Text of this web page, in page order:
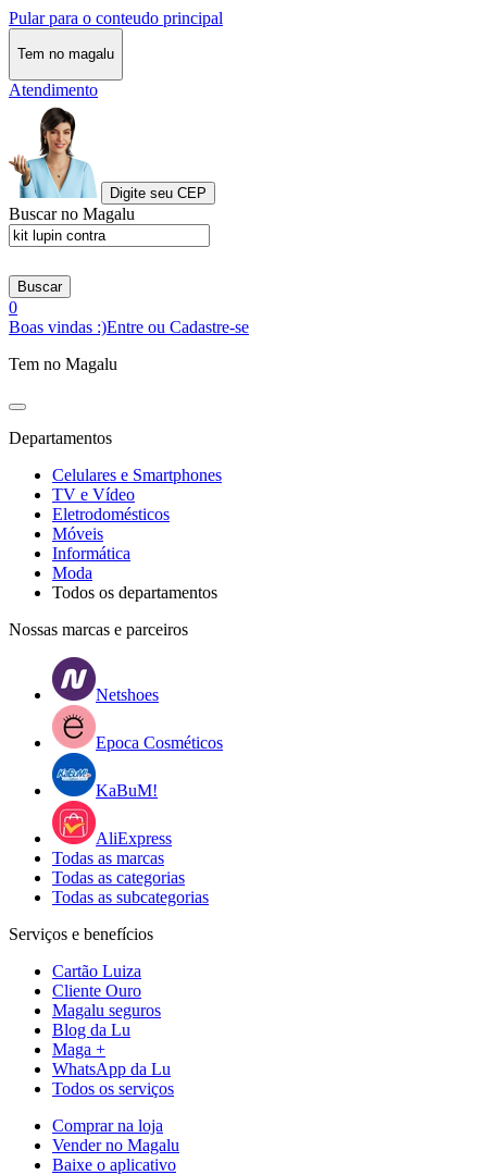
Pular para o conteudo principal
Tem no magalu
Atendimento
Digite seu CEP
Buscar no Magalu
Buscar
0
Boas vindas :)Entre ou Cadastre-se
Tem no Magalu
Departamentos
Celulares e Smartphones
TV e Vídeo
Eletrodomésticos
Móveis
Informática
Moda
Todos os departamentos
Nossas marcas e parceiros
Netshoes
Epoca Cosméticos
KaBuM!
AliExpress
Todas as marcas
Todas as categorias
Todas as subcategorias
Serviços e benefícios
Cartão Luiza
Cliente Ouro
Magalu seguros
Blog da Lu
Maga +
WhatsApp da Lu
Todos os serviços
Comprar na loja
Vender no Magalu
Baixe o aplicativo